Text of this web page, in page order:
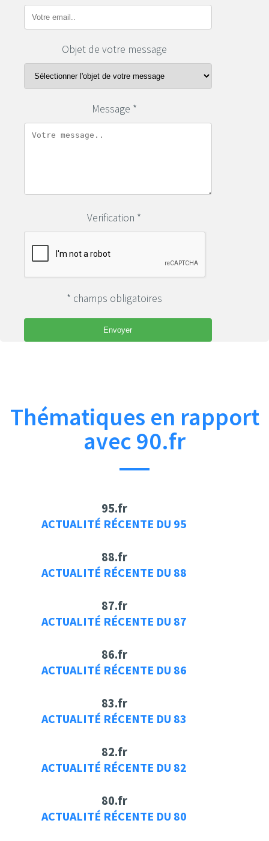
Objet de votre message
Message *
Verification *
* champs obligatoires
Thématiques en rapport
avec 90.fr
95.fr
ACTUALITÉ RÉCENTE DU 95
88.fr
ACTUALITÉ RÉCENTE DU 88
87.fr
ACTUALITÉ RÉCENTE DU 87
86.fr
ACTUALITÉ RÉCENTE DU 86
83.fr
ACTUALITÉ RÉCENTE DU 83
82.fr
ACTUALITÉ RÉCENTE DU 82
80.fr
ACTUALITÉ RÉCENTE DU 80